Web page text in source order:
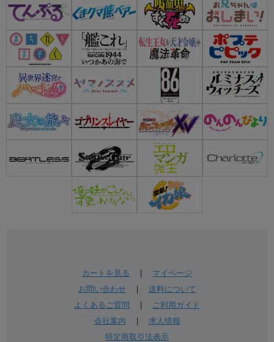
カートを見る
マイページ
お問い合わせ| 送料について
よくあるご質問
ご利用ガイド
会社案内
求人情報
特定商取引法表示